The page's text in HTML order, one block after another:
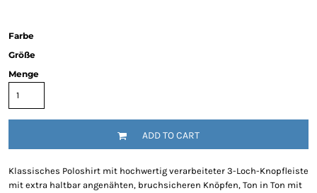
Farbe
Größe
Menge
ADD TO CART
Klassisches Poloshirt mit hochwertig verarbeiteter 3-Loch-Knopfleiste
mit extra haltbar angenähten, bruchsicheren Knöpfen, Ton in Ton mit